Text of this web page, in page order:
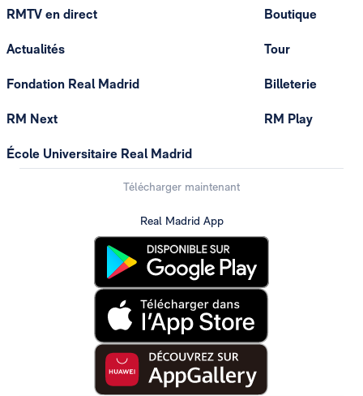
RMTV en direct
Actualités
Fondation Real Madrid
RM Next
École Universitaire Real Madrid
Boutique
Tour
Billeterie
RM Play
Télécharger maintenant
Real Madrid App